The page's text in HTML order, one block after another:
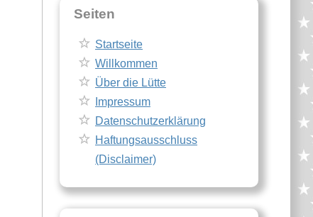
Seiten
Startseite
Willkommen
Über die Lütte
Impressum
Datenschutzerklärung
Haftungsausschluss
(Disclaimer)